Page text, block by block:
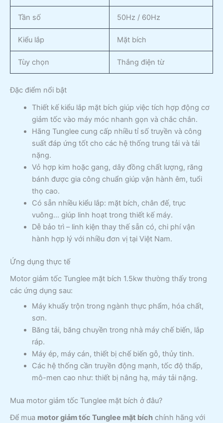
Tần số 50Hz / 60Hz
Kiểu lắp Mặt bích
Tùy chọn Thắng điện từ
Đặc điểm nổi bật
Thiết kế kiểu lắp mặt bích giúp việc tích hợp động cơ
giảm tốc vào máy móc nhanh gọn và chắc chắn.
Hãng Tunglee cung cấp nhiều tỉ số truyền và công
suất đáp ứng tốt cho các hệ thống trung tải và tải
nặng.
Vỏ hợp kim hoặc gang, dây đồng chất lượng, răng
bánh được gia công chuẩn giúp vận hành êm, tuổi
thọ cao.
Có sẵn nhiều kiểu lắp: mặt bích, chân đế, trục
vuông… giúp linh hoạt trong thiết kế máy.
Dễ bảo trì – linh kiện thay thế sẵn có, chi phí vận
hành hợp lý với nhiều đơn vị tại Việt Nam.
Ứng dụng thực tế
Motor giảm tốc Tunglee mặt bích 1.5kw thường thấy trong
các ứng dụng sau:
Máy khuấy trộn trong ngành thực phẩm, hóa chất,
sơn.
Băng tải, băng chuyền trong nhà máy chế biến, lắp
ráp.
Máy ép, máy cán, thiết bị chế biến gỗ, thủy tinh.
Các hệ thống cần truyền động mạnh, tốc độ thấp,
mô-men cao như: thiết bị nâng hạ, máy tải nặng.
Mua motor giảm tốc Tunglee mặt bích ở đâu?
Để mua motor giảm tốc Tunglee mặt bích chính hãng với